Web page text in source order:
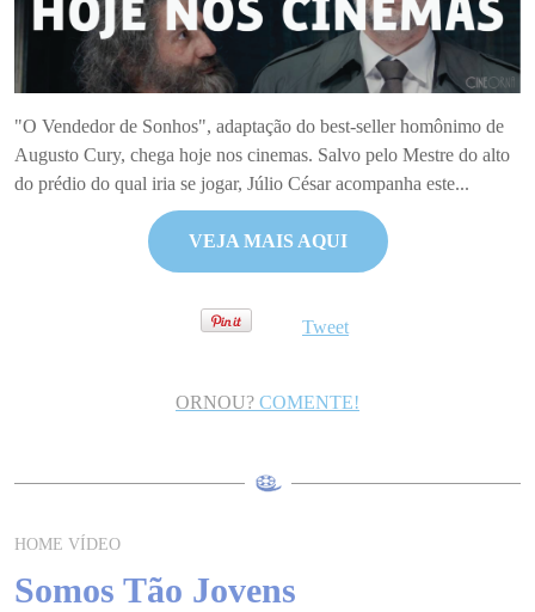
Nossa História
Contato
"O Vendedor de Sonhos", adaptação do best-seller homônimo de
Augusto Cury, chega hoje nos cinemas. Salvo pelo Mestre do alto
do prédio do qual iria se jogar, Júlio César acompanha este...
VEJA MAIS AQUI
Tweet
ORNOU? COMENTE!
HOME VÍDEO
Somos Tão Jovens